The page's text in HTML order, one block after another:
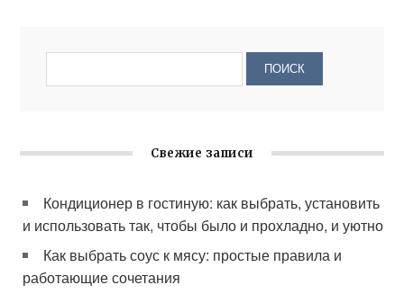
Свежие записи
Кондиционер в гостиную: как выбрать, установить
и использовать так, чтобы было и прохладно, и уютно
Как выбрать соус к мясу: простые правила и
работающие сочетания